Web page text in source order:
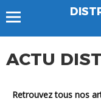
ACTU
Retrouvez tous nos